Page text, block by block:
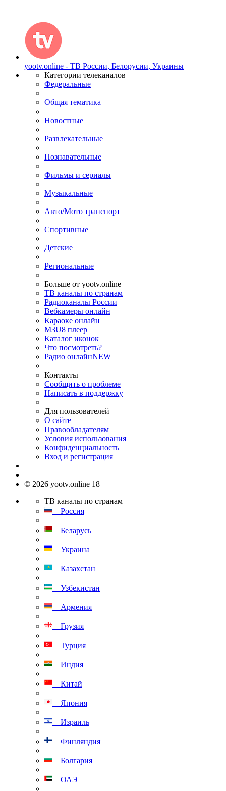
yootv.online - ТВ России, Белорусии, Украины
Категории телеканалов
Федеральные
Общая тематика
Новостные
Развлекательные
Познавательные
Фильмы и сериалы
Музыкальные
Авто/Мото транспорт
Спортивные
Детские
Региональные
Больше от yootv.online
ТВ каналы по странам
Радиоканалы России
Вебкамеры онлайн
Караоке онлайн
M3U8 плеер
Каталог иконок
Что посмотреть?
Радио онлайнNEW
Контакты
Сообщить о проблеме
Написать в поддержку
Для пользователей
О сайте
Правообладателям
Условия использования
Конфиденциальность
Вход и регистрация
© 2026 yootv.online 18+
ТВ каналы по странам
Россия
Беларусь
Украина
Казахстан
Узбекистан
Армения
Грузия
Турция
Индия
Китай
Япония
Израиль
Финляндия
Болгария
ОАЭ